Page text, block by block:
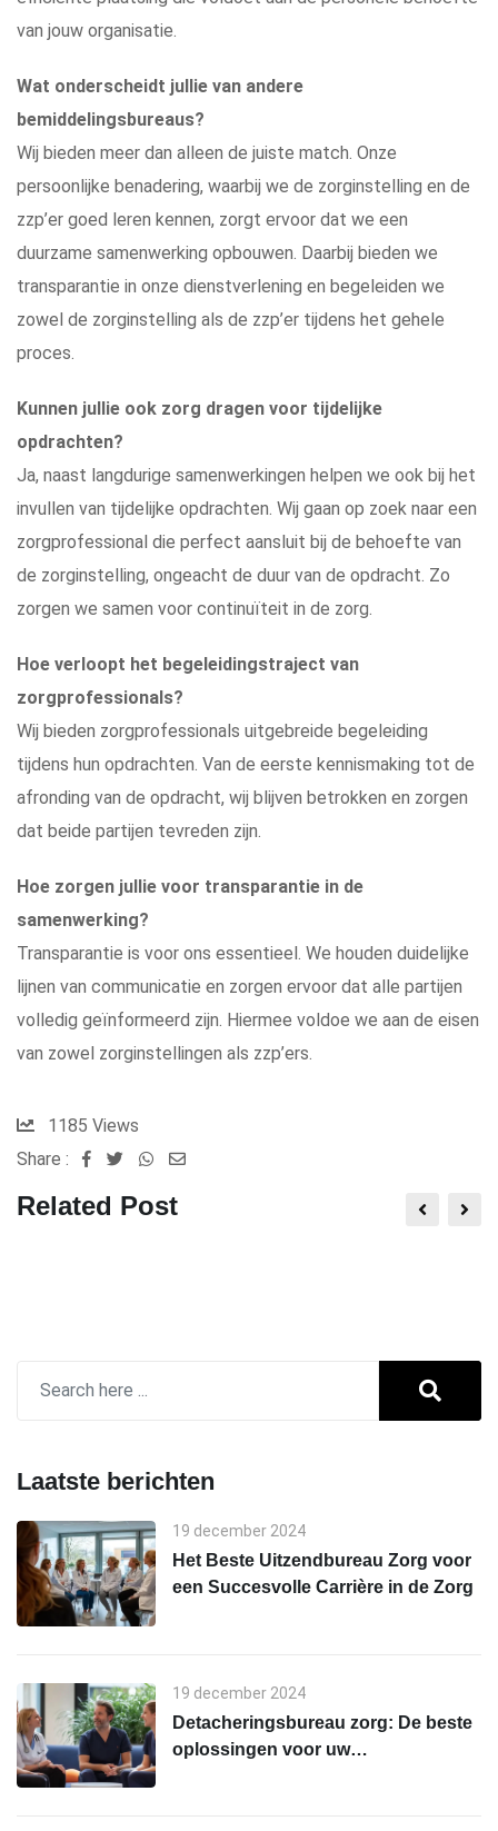
van jouw organisatie.
Wat onderscheidt jullie van andere
bemiddelingsbureaus?
Wij bieden meer dan alleen de juiste match. Onze
persoonlijke benadering, waarbij we de zorginstelling en de
zzp’er goed leren kennen, zorgt ervoor dat we een
duurzame samenwerking opbouwen. Daarbij bieden we
transparantie in onze dienstverlening en begeleiden we
zowel de zorginstelling als de zzp’er tijdens het gehele
proces.
Kunnen jullie ook zorg dragen voor tijdelijke
opdrachten?
Ja, naast langdurige samenwerkingen helpen we ook bij het
invullen van tijdelijke opdrachten. Wij gaan op zoek naar een
zorgprofessional die perfect aansluit bij de behoefte van
de zorginstelling, ongeacht de duur van de opdracht. Zo
zorgen we samen voor continuïteit in de zorg.
Hoe verloopt het begeleidingstraject van
zorgprofessionals?
Wij bieden zorgprofessionals uitgebreide begeleiding
tijdens hun opdrachten. Van de eerste kennismaking tot de
afronding van de opdracht, wij blijven betrokken en zorgen
dat beide partijen tevreden zijn.
Hoe zorgen jullie voor transparantie in de
samenwerking?
Transparantie is voor ons essentieel. We houden duidelijke
lijnen van communicatie en zorgen ervoor dat alle partijen
volledig geïnformeerd zijn. Hiermee voldoe we aan de eisen
van zowel zorginstellingen als zzp’ers.
1185 Views
Share :
Whatsapp
Share
Related Post
Laatste berichten
19 december 2024
Het Beste Uitzendbureau Zorg voor
een Succesvolle Carrière in de Zorg
19 december 2024
Detacheringsbureau zorg: De beste
oplossingen voor uw